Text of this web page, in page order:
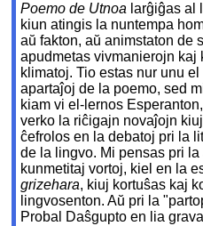
Poemo de Utnoa larĝiĝas al
kiun atingis la nuntempa
aŭ fakton, aŭ animstaton de
apudmetas vivmanierojn kaj
klimatoj. Tio estas nur unu
apartaĵoj de la poemo, sed
kiam vi el-lernos
verko la riĉigajn novaĵojn
ĉefrolos en la debatoj pri la
de la lingvo. Mi pensas pri
kunmetitaj vortoj, kiel en la
grizehara, kiuj kortuŝas kaj
lingvosenton. Aŭ pri la
Probal Daŝgupto en lia